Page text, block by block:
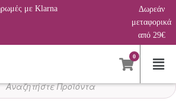
με Klarna
Δωρεάν
μεταφορικά
από 29€
0